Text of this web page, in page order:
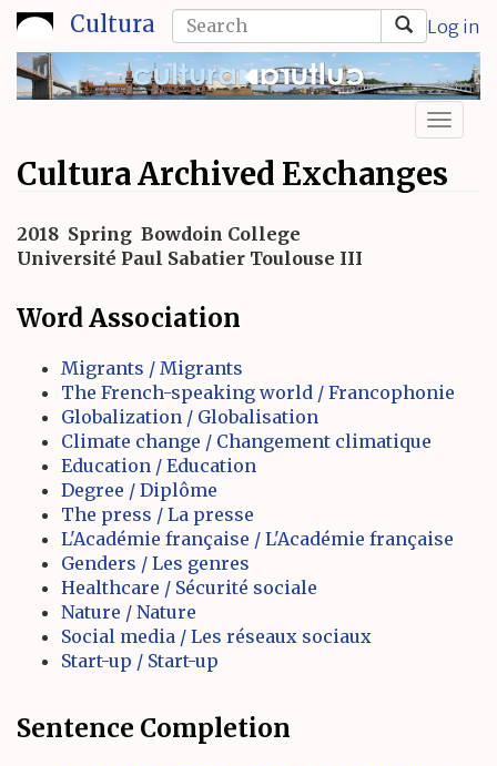
Skip
to
main
content
Cultura Log in
Search
form
Search
Cultura Archived Exchanges
2018 Spring Bowdoin College
Université Paul Sabatier Toulouse III
Word Association
Migrants / Migrants
The French-speaking world / Francophonie
Globalization / Globalisation
Climate change / Changement climatique
Education / Education
Degree / Diplôme
The press / La presse
L'Académie française / L'Académie française
Genders / Les genres
Healthcare / Sécurité sociale
Nature / Nature
Social media / Les réseaux sociaux
Start-up / Start-up
Sentence Completion